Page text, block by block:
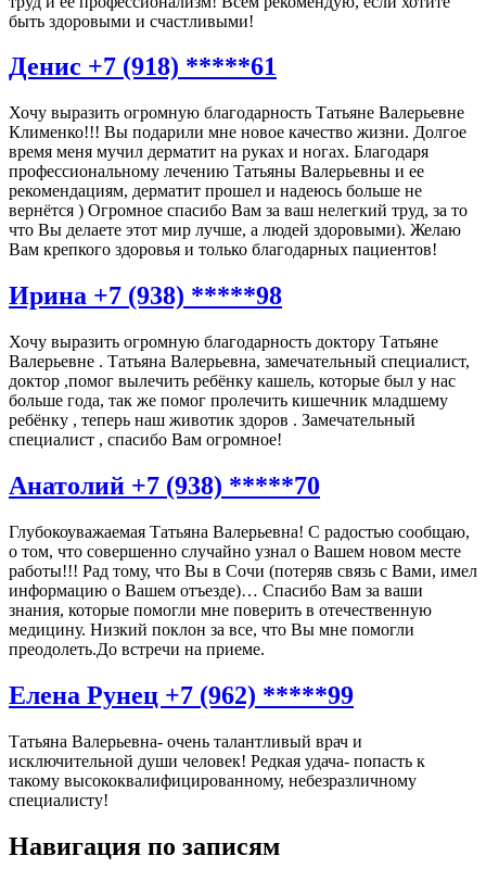
быть здоровыми и счастливыми!
Денис +7 (918) *****61
Хочу выразить огромную благодарность Татьяне Валерьевне
Клименко!!! Вы подарили мне новое качество жизни. Долгое
время меня мучил дерматит на руках и ногах. Благодаря
профессиональному лечению Татьяны Валерьевны и ее
рекомендациям, дерматит прошел и надеюсь больше не
вернётся ) Огромное спасибо Вам за ваш нелегкий труд, за то
что Вы делаете этот мир лучше, а людей здоровыми). Желаю
Вам крепкого здоровья и только благодарных пациентов!
Ирина +7 (938) *****98
Хочу выразить огромную благодарность доктору Татьяне
Валерьевне . Татьяна Валерьевна, замечательный специалист,
доктор ,помог вылечить ребёнку кашель, которые был у нас
больше года, так же помог пролечить кишечник младшему
ребёнку , теперь наш животик здоров . Замечательный
специалист , спасибо Вам огромное!
Анатолий +7 (938) *****70
Глубокоуважаемая Татьяна Валерьевна! С радостью сообщаю,
о том, что совершенно случайно узнал о Вашем новом месте
работы!!! Рад тому, что Вы в Сочи (потеряв связь с Вами, имел
информацию о Вашем отъезде)… Спасибо Вам за ваши
знания, которые помогли мне поверить в отечественную
медицину. Низкий поклон за все, что Вы мне помогли
преодолеть.До встречи на приеме.
Елена Рунец +7 (962) *****99
Татьяна Валерьевна- очень талантливый врач и
исключительной души человек! Редкая удача- попасть к
такому высококвалифицированному, небезразличному
специалисту!
Навигация по записям